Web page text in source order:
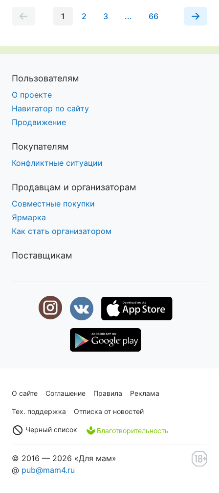
1 2 3 ... 66
Пользователям
О проекте
Навигатор по сайту
Продвижение
Покупателям
Конфликтные ситуации
Продавцам и организаторам
Совместные покупки
Ярмарка
Как стать организатором
Поставщикам
О сайте Соглашение Правила Реклама
Тех. поддержка Отписка от новостей
Черный список Благотворительность
© 2016 — 2026 «Для мам»
@ pub@mam4.ru